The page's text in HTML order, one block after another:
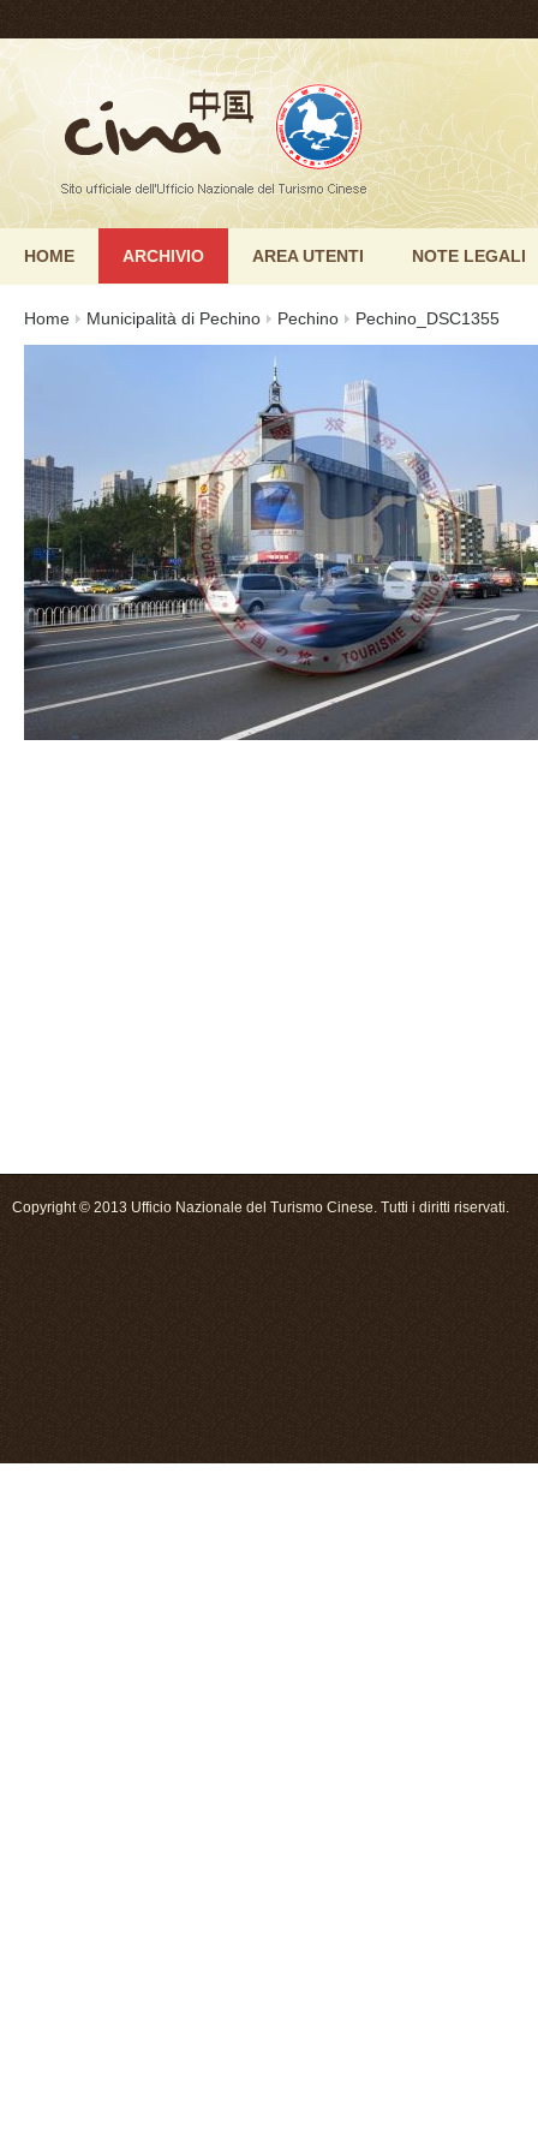
HOME ARCHIVIO AREA UTENTI NOTE LEGALI
Home Municipalità di Pechino Pechino Pechino_DSC1355
Copyright © 2013 Ufficio Nazionale del Turismo Cinese. Tutti i diritti riservati.